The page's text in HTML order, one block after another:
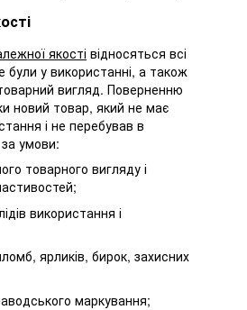
якості відносяться всі
були у використанні, а також
вигляд. Поверненню
новий товар, який не має
і не перебував в
за умови:
товарного вигляду і
використання і
ярликів, бирок, захисних
маркування;